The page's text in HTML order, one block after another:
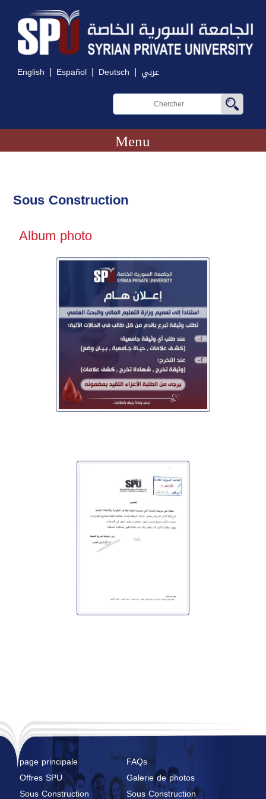
English | Español | Deutsch | عربي
Menu
Sous Construction
Album photo
page principale
FAQs
Offres SPU
Galerie de photos
Sous Construction
Sous Construction